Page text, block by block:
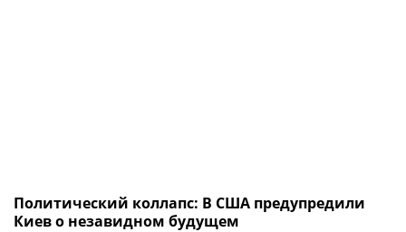
Политический коллапс: В США предупредили
Киев о незавидном будущем